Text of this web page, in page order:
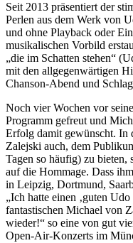
Seit 2013 präsentiert der
Perlen aus dem Werk von
und ohne Playback oder
musikalischen Vorbild
„die im Schatten stehen“
mit den allgegenwärtigen
Chanson-Abend und
Noch vier Wochen vor
Programm gefreut und
Erfolg damit gewünscht. In
Zalejski auch, dem
Tagen so häufig) zu bieten,
auf die Hommage. Dass
in Leipzig, Dortmund,
„Ich hatte einen ‚guten
fantastischen Michael von
wieder!“ so eine von gut
Open-Air-Konzerts im